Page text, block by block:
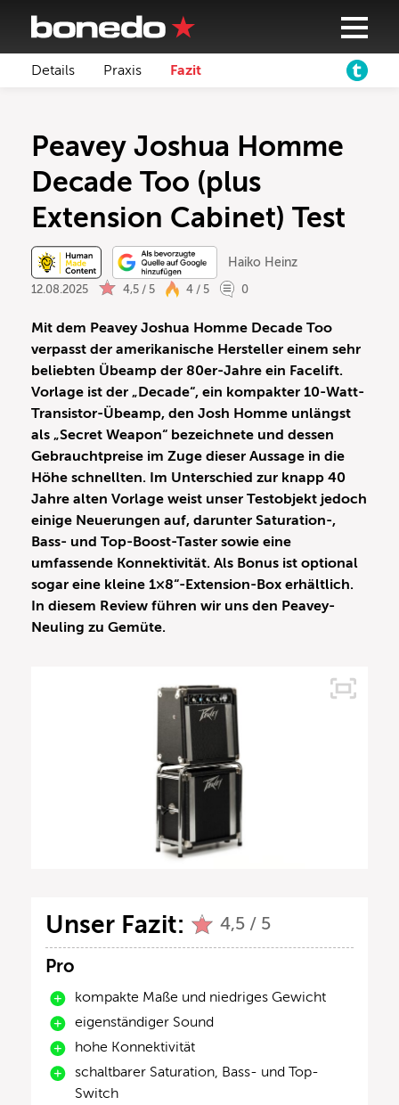
Details Praxis Fazit
Peavey Joshua Homme
Decade Too (plus
Extension Cabinet) Test
Haiko Heinz
12.08.2025 4,5 / 5 4 / 5 0
Mit dem Peavey Joshua Homme Decade Too
verpasst der amerikanische Hersteller einem sehr
beliebten Übeamp der 80er-Jahre ein Facelift.
Vorlage ist der „Decade“, ein kompakter 10-Watt-
Transistor-Übeamp, den Josh Homme unlängst
als „Secret Weapon“ bezeichnete und dessen
Gebrauchtpreise im Zuge dieser Aussage in die
Höhe schnellten. Im Unterschied zur knapp 40
Jahre alten Vorlage weist unser Testobjekt jedoch
einige Neuerungen auf, darunter Saturation-,
Bass- und Top-Boost-Taster sowie eine
umfassende Konnektivität. Als Bonus ist optional
sogar eine kleine 1×8“-Extension-Box erhältlich.
In diesem Review führen wir uns den Peavey-
Neuling zu Gemüte.
Unser Fazit: 4,5 / 5
Pro
kompakte Maße und niedriges Gewicht
eigenständiger Sound
hohe Konnektivität
schaltbarer Saturation, Bass- und Top-
Switch